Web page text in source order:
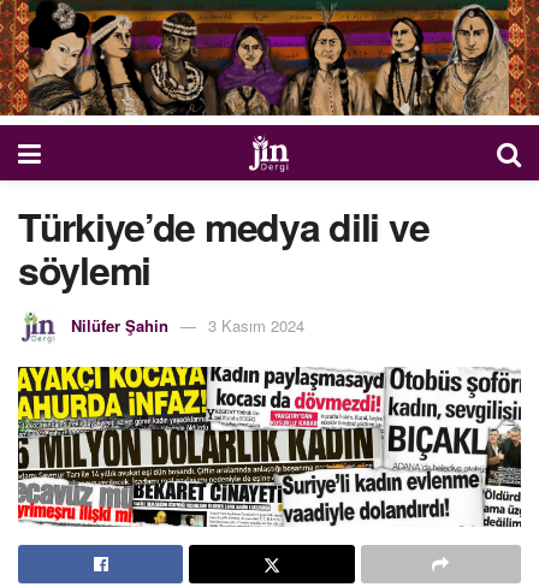
Türkiye’de medya dili ve
söylemi
Nilüfer Şahin 3 Kasım 2024